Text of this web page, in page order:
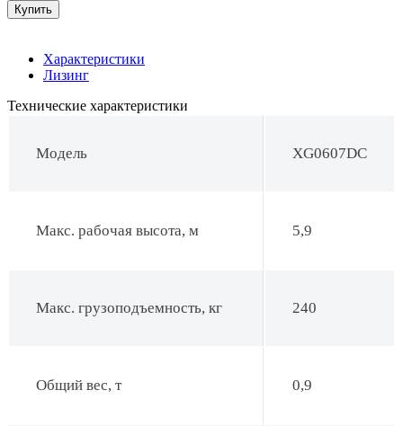
Купить
Характеристики
Лизинг
Технические характеристики
Модель XG0607DC
Макс. рабочая высота, м 5,9
Макс. грузоподъемность, кг 240
Общий вес, т 0,9